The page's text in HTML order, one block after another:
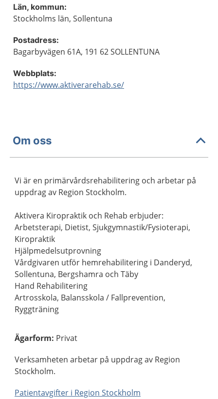
Län, kommun:
Stockholms län, Sollentuna
Postadress:
Bagarbyvägen 61A, 191 62 SOLLENTUNA
Webbplats:
https://www.aktiverarehab.se/
Om oss
Vi är en primärvårdsrehabilitering och arbetar på
uppdrag av Region Stockholm.
Aktivera Kiropraktik och Rehab erbjuder:
Arbetsterapi, Dietist, Sjukgymnastik/Fysioterapi,
Kiropraktik
Hjälpmedelsutprovning
Vårdgivaren utför hemrehabilitering i Danderyd,
Sollentuna, Bergshamra och Täby
Hand Rehabilitering
Artrosskola, Balansskola / Fallprevention,
Ryggträning
Ägarform: Privat
Verksamheten arbetar på uppdrag av Region
Stockholm.
Patientavgifter i Region Stockholm